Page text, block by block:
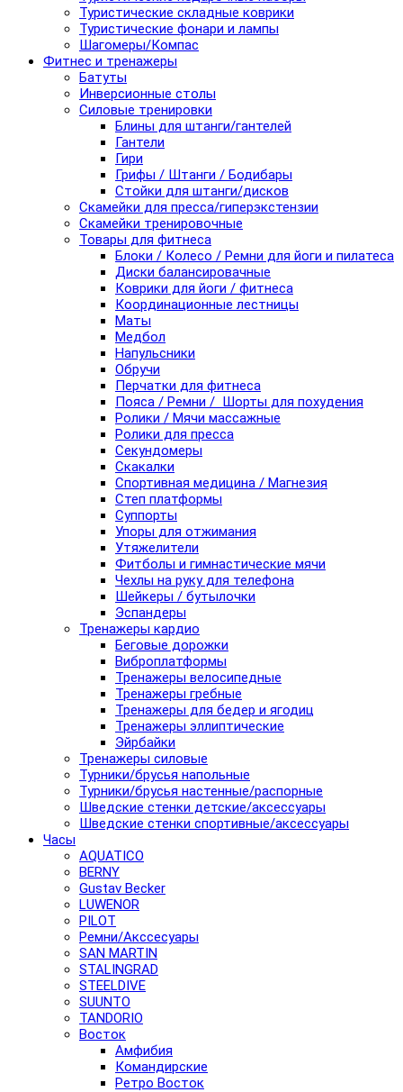
Туристические складные коврики
Туристические фонари и лампы
Шагомеры/Компас
Фитнес и тренажеры
Батуты
Инверсионные столы
Силовые тренировки
Блины для штанги/гантелей
Гантели
Гири
Грифы / Штанги / Бодибары
Стойки для штанги/дисков
Скамейки для пресса/гиперэкстензии
Скамейки тренировочные
Товары для фитнеса
Блоки / Колесо / Ремни для йоги и пилатеса
Диски балансировачные
Коврики для йоги / фитнеса
Координационные лестницы
Маты
Медбол
Напульсники
Обручи
Перчатки для фитнеса
Пояса / Ремни / Шорты для похудения
Ролики / Мячи массажные
Ролики для пресса
Секундомеры
Скакалки
Спортивная медицина / Магнезия
Степ платформы
Суппорты
Упоры для отжимания
Утяжелители
Фитболы и гимнастические мячи
Чехлы на руку для телефона
Шейкеры / бутылочки
Эспандеры
Тренажеры кардио
Беговые дорожки
Виброплатформы
Тренажеры велосипедные
Тренажеры гребные
Тренажеры для бедер и ягодиц
Тренажеры эллиптические
Эйрбайки
Тренажеры силовые
Турники/брусья напольные
Турники/брусья настенные/распорные
Шведские стенки детские/аксессуары
Шведские стенки спортивные/аксессуары
Часы
AQUATICO
BERNY
Gustav Becker
LUWENOR
PILOT
Pемни/Акссесуары
SAN MARTIN
STALINGRAD
STEELDIVE
SUUNTO
TANDORIO
Восток
Амфибия
Командирские
Ретро Восток